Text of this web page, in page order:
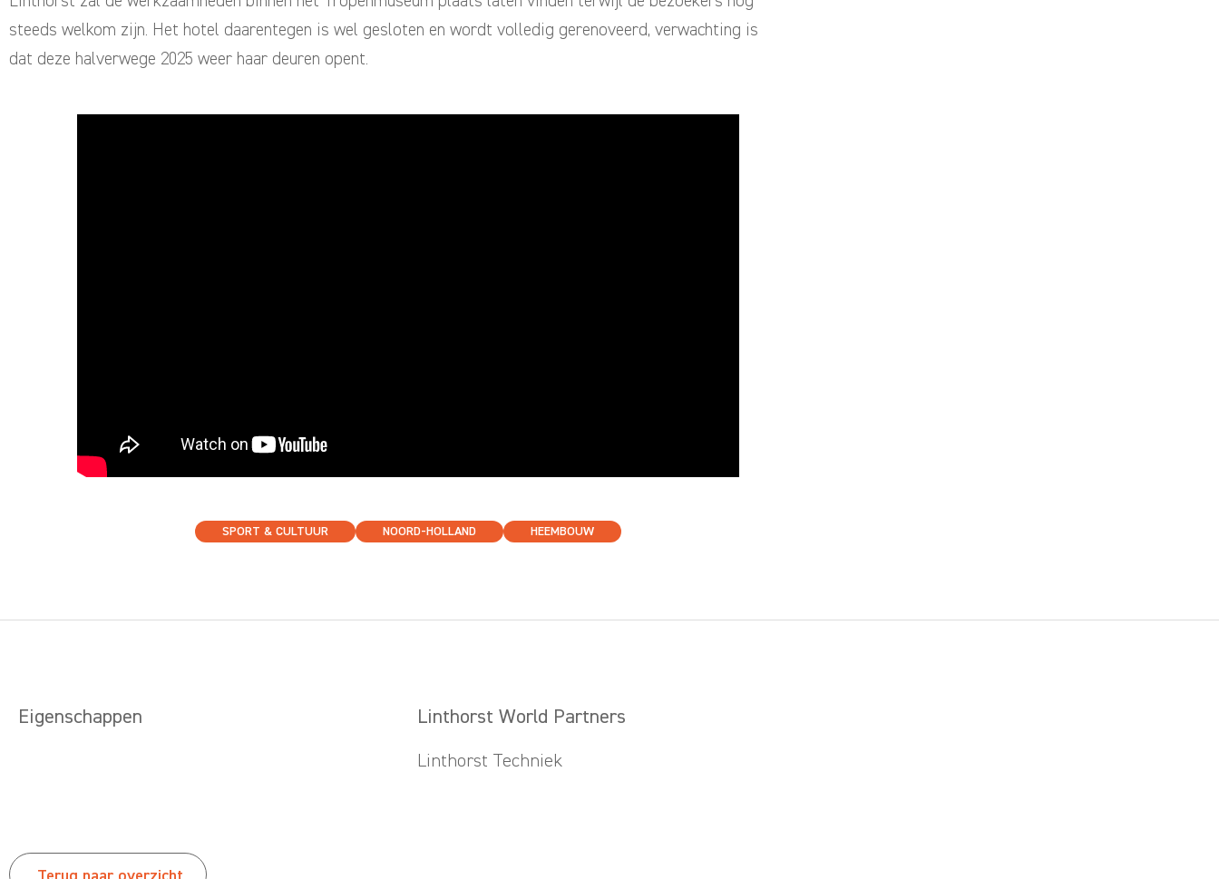
steeds welkom zijn. Het hotel daarentegen is wel gesloten en wordt volledig gerenoveerd, verwachting is
dat deze halverwege 2025 weer haar deuren opent.
SPORT & CULTUUR NOORD-HOLLAND HEEMBOUW
Eigenschappen Linthorst World Partners
Linthorst Techniek